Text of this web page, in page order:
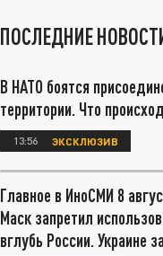
ПОСЛЕДНИЕ
В НАТО боятся
территории. Что
13:56 ЭКСКЛЮЗИВ
Главное в ИноСМИ 8
Маск запретил
вглубь России. Украине